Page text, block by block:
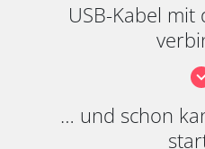
USB-Kabel
… und schon